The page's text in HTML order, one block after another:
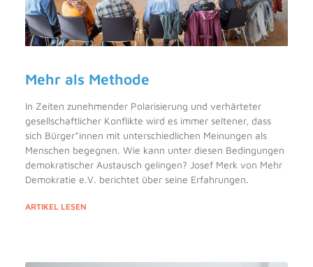
Mehr als Methode
In Zeiten zunehmender Polarisierung und verhärteter
gesellschaftlicher Konflikte wird es immer seltener, dass
sich Bürger*innen mit unterschiedlichen Meinungen als
Menschen begegnen. Wie kann unter diesen Bedingungen
demokratischer Austausch gelingen? Josef Merk von Mehr
Demokratie e.V. berichtet über seine Erfahrungen.
ARTIKEL LESEN